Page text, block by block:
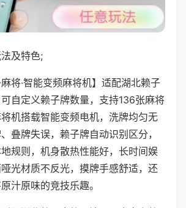
及特色;
麻将·智能变频麻将机】适配湖北赖子
自定义赖子牌数量，支持136张麻将
机搭载智能变频电机，洗牌均匀无
叠牌失误，赖子牌自动识别区分，
规则，机身散热性能好，长时间娱
光材质不反光，摸牌手感舒适，还
汁原味的竞技乐趣。